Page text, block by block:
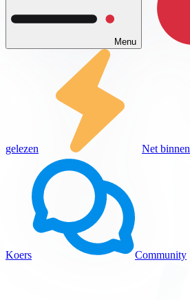
Menu
gelezen Net binnen
Koers Community